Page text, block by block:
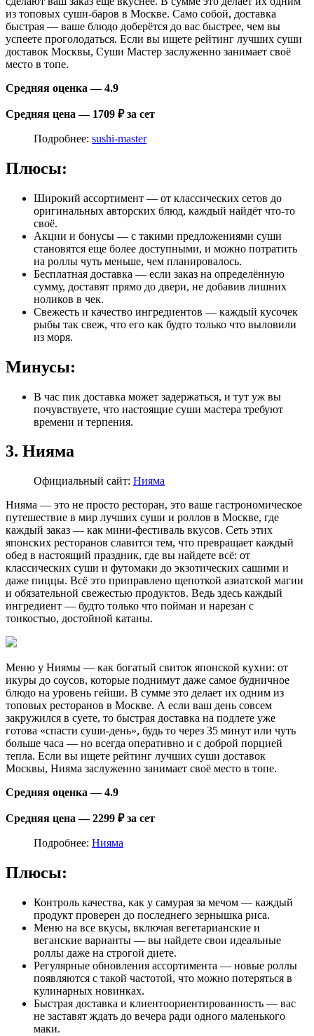
из топовых суши-баров в Москве. Само собой, доставка
быстрая — ваше блюдо доберётся до вас быстрее, чем вы
успеете проголодаться. Если вы ищете рейтинг лучших суши
доставок Москвы, Суши Мастер заслуженно занимает своё
место в топе.
Средняя оценка — 4.9
Средняя цена — 1709 ₽ за сет
Подробнее: sushi-master
Плюсы:
Широкий ассортимент — от классических сетов до
оригинальных авторских блюд, каждый найдёт что-то
своё.
Акции и бонусы — с такими предложениями суши
становятся еще более доступными, и можно потратить
на роллы чуть меньше, чем планировалось.
Бесплатная доставка — если заказ на определённую
сумму, доставят прямо до двери, не добавив лишних
ноликов в чек.
Свежесть и качество ингредиентов — каждый кусочек
рыбы так свеж, что его как будто только что выловили
из моря.
Минусы:
В час пик доставка может задержаться, и тут уж вы
почувствуете, что настоящие суши мастера требуют
времени и терпения.
3. Нияма
Официальный сайт: Нияма
Нияма — это не просто ресторан, это ваше гастрономическое
путешествие в мир лучших суши и роллов в Москве, где
каждый заказ — как мини-фестиваль вкусов. Сеть этих
японских ресторанов славится тем, что превращает каждый
обед в настоящий праздник, где вы найдете всё: от
классических суши и футомаки до экзотических сашими и
даже пиццы. Всё это приправлено щепоткой азиатской магии
и обязательной свежестью продуктов. Ведь здесь каждый
ингредиент — будто только что пойман и нарезан с
тонкостью, достойной катаны.
Меню у Ниямы — как богатый свиток японской кухни: от
икуры до соусов, которые поднимут даже самое будничное
блюдо на уровень гейши. В сумме это делает их одним из
топовых ресторанов в Москве. А если ваш день совсем
закружился в суете, то быстрая доставка на подлете уже
готова «спасти суши-день», будь то через 35 минут или чуть
больше часа — но всегда оперативно и с доброй порцией
тепла. Если вы ищете рейтинг лучших суши доставок
Москвы, Нияма заслуженно занимает своё место в топе.
Средняя оценка — 4.9
Средняя цена — 2299 ₽ за сет
Подробнее: Нияма
Плюсы:
Контроль качества, как у самурая за мечом — каждый
продукт проверен до последнего зернышка риса.
Меню на все вкусы, включая вегетарианские и
веганские варианты — вы найдете свои идеальные
роллы даже на строгой диете.
Регулярные обновления ассортимента — новые роллы
появляются с такой частотой, что можно потеряться в
кулинарных новинках.
Быстрая доставка и клиентоориентированность — вас
не заставят ждать до вечера ради одного маленького
маки.